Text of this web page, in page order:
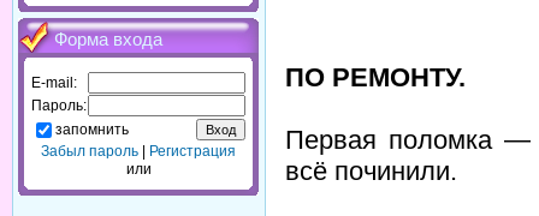
Форма входа
E-mail:
Пароль:
запомнить
Забыл пароль
Регистрация
или
ПО РЕМОНТУ.
Первая поломка —
всё починили.